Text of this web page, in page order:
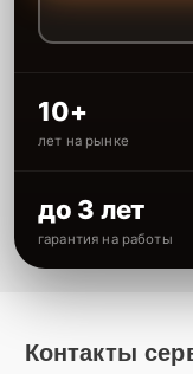
10+
лет на рынке
до 3 лет
гарантия на работы
Контакты